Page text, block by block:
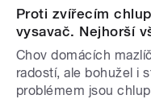
Proti zvířecím
vysavač. Nejhorší
Chov domácích
radostí, ale bohužel i
problémem jsou